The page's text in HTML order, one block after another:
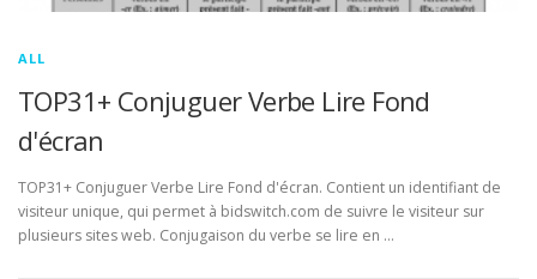
ALL
TOP31+ Conjuguer Verbe Lire Fond
d'écran
TOP31+ Conjuguer Verbe Lire Fond d'écran. Contient un identifiant de
visiteur unique, qui permet à bidswitch.com de suivre le visiteur sur
plusieurs sites web. Conjugaison du verbe se lire en …